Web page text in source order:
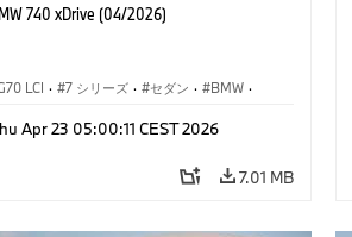
740 xDrive (04/2026)
LCI · 7 シリーズ · セダン · BMW ·
M760e
Apr 23 05:00:11 CEST 2026
7.01 MB